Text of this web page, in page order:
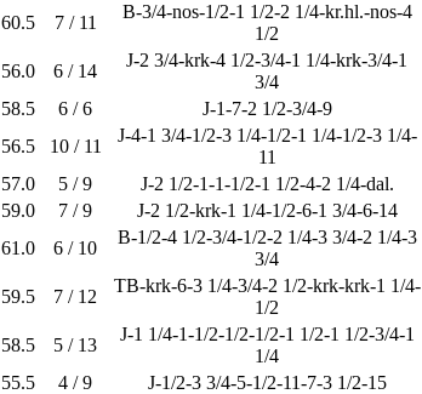
60.5 7 / 11
B-3/4-nos-1/2-1 1/2-2 1/4-kr.hl.-nos-4
1/2
56.0 6 / 14
J-2 3/4-krk-4 1/2-3/4-1 1/4-krk-3/4-1
3/4
58.5 6 / 6 J-1-7-2 1/2-3/4-9
56.5 10 / 11
J-4-1 3/4-1/2-3 1/4-1/2-1 1/4-1/2-3 1/4-
11
57.0 5 / 9 J-2 1/2-1-1-1/2-1 1/2-4-2 1/4-dal.
59.0 7 / 9 J-2 1/2-krk-1 1/4-1/2-6-1 3/4-6-14
61.0 6 / 10
B-1/2-4 1/2-3/4-1/2-2 1/4-3 3/4-2 1/4-3
3/4
59.5 7 / 12
TB-krk-6-3 1/4-3/4-2 1/2-krk-krk-1 1/4-
1/2
58.5 5 / 13
J-1 1/4-1-1/2-1/2-1/2-1 1/2-1 1/2-3/4-1
1/4
55.5 4 / 9 J-1/2-3 3/4-5-1/2-11-7-3 1/2-15